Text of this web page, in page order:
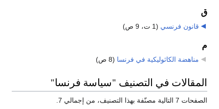
ق
قانون فرنسي (1 ت، 9 ص)
م
مناهضة الكاثوليكية في فرنسا (8 ص)
المقالات في التصنيف "سياسة فرنسا"
الصفحات 7 التالية مصنّفة بهذا التصنيف، من إجمالي 7.